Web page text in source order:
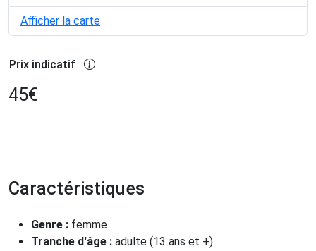
Afficher la carte
Prix indicatif
45€
Caractéristiques
Genre : femme
Tranche d'âge : adulte (13 ans et +)